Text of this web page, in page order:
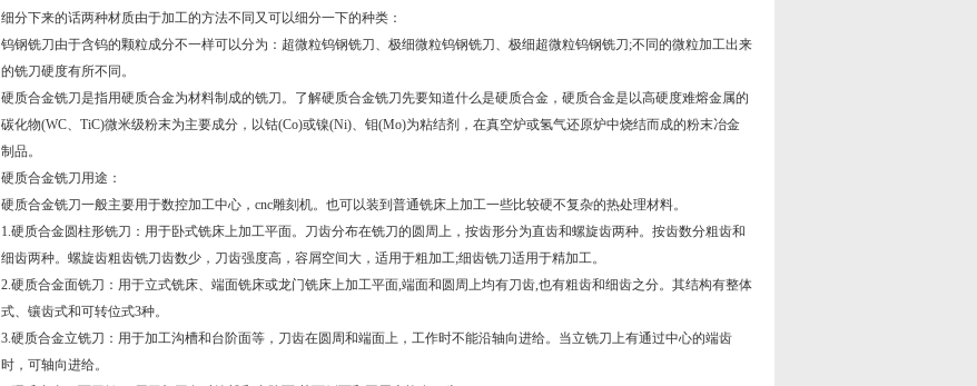
细分下来的话两种材质由于加工的方法不同又可以细分一下的种类：
钨钢铣刀由于含钨的颗粒成分不一样可以分为：超微粒钨钢铣刀、极细微粒钨钢铣刀、极细超微粒钨钢铣刀;不同的微粒加工出来
的铣刀硬度有所不同。
硬质合金铣刀是指用硬质合金为材料制成的铣刀。了解硬质合金铣刀先要知道什么是硬质合金，硬质合金是以高硬度难熔金属的
碳化物(WC、TiC)微米级粉末为主要成分，以钴(Co)或镍(Ni)、钼(Mo)为粘结剂，在真空炉或氢气还原炉中烧结而成的粉末冶金
制品。
硬质合金铣刀用途：
硬质合金铣刀一般主要用于数控加工中心，cnc雕刻机。也可以装到普通铣床上加工一些比较硬不复杂的热处理材料。
1.硬质合金圆柱形铣刀：用于卧式铣床上加工平面。刀齿分布在铣刀的圆周上，按齿形分为直齿和螺旋齿两种。按齿数分粗齿和
细齿两种。螺旋齿粗齿铣刀齿数少，刀齿强度高，容屑空间大，适用于粗加工;细齿铣刀适用于精加工。
2.硬质合金面铣刀：用于立式铣床、端面铣床或龙门铣床上加工平面,端面和圆周上均有刀齿,也有粗齿和细齿之分。其结构有整体
式、镶齿式和可转位式3种。
3.硬质合金立铣刀：用于加工沟槽和台阶面等，刀齿在圆周和端面上，工作时不能沿轴向进给。当立铣刀上有通过中心的端齿
时，可轴向进给。